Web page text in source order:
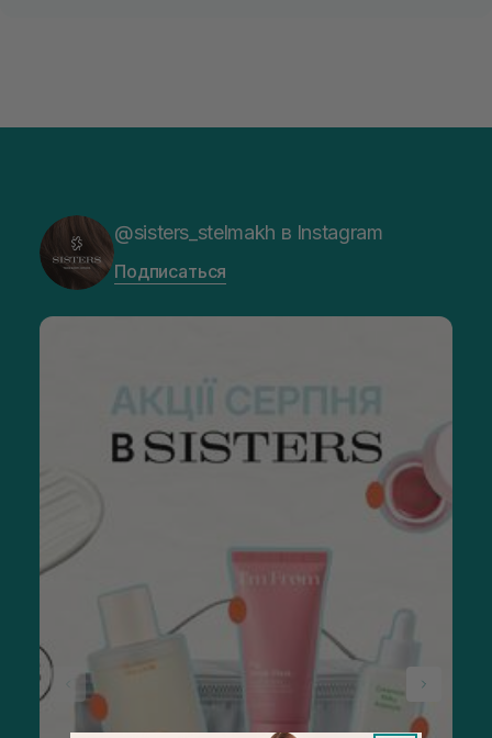
@sisters_stelmakh в Instagram
Подписаться